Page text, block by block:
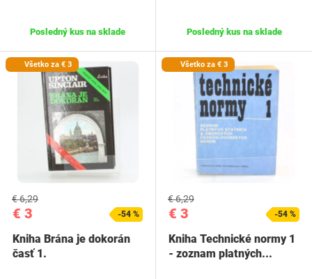
Posledný kus na sklade Posledný kus na sklade
Všetko za € 3
€ 3
€ 6,29
-54 %
Kniha Brána je dokorán
časť 1.
Všetko za € 3
€ 3
€ 6,29
-54 %
Kniha Technické normy 1
- zoznam platných...